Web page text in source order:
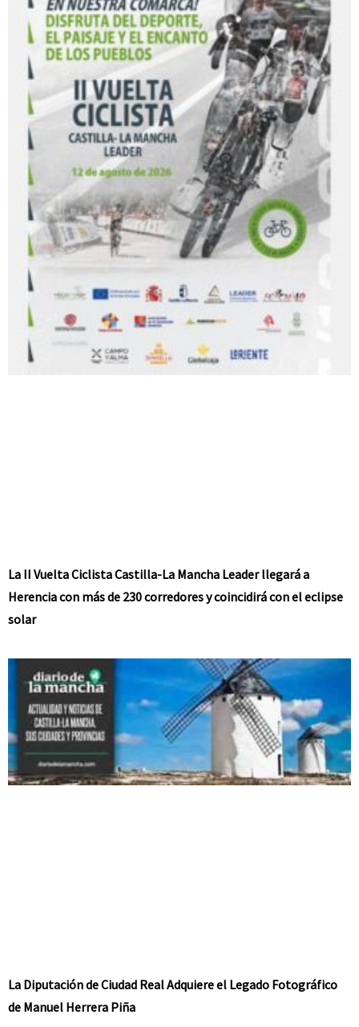
La II Vuelta Ciclista Castilla-La Mancha Leader llegará a
Herencia con más de 230 corredores y coincidirá con el eclipse
solar
La Diputación de Ciudad Real Adquiere el Legado Fotográfico
de Manuel Herrera Piña